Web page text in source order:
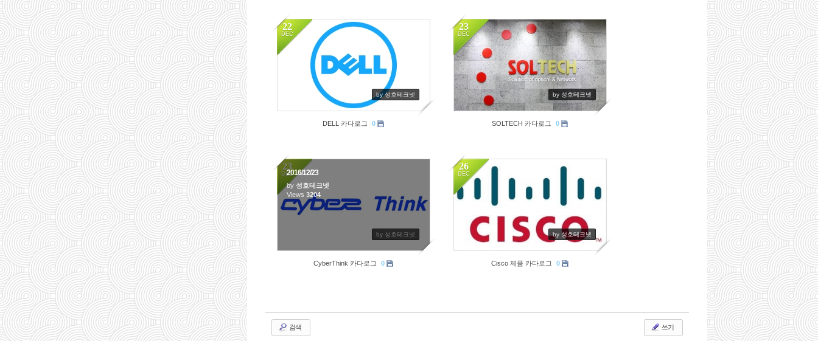
22
DEC
by 성호테크넷
3553
DELL 카다로그 0
23
DEC
by 성호테크넷
3264
SOLTECH 카다로그 0
23
DEC
by 성호테크넷
2016/12/23
by 성호테크넷
Views 3204
CyberThink 카다로그 0
26
DEC
by 성호테크넷
Cisco 제품 카다로그 0
검색 쓰기